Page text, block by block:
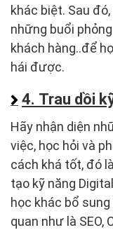
khác biệt. Sau
những buổi
khách hàng..để
hái được.
4. Trau dồi
Hãy nhận diện
việc, học hỏi và
cách khá tốt, đó
tạo kỹ năng
học khác bổ
quan như là SEO,